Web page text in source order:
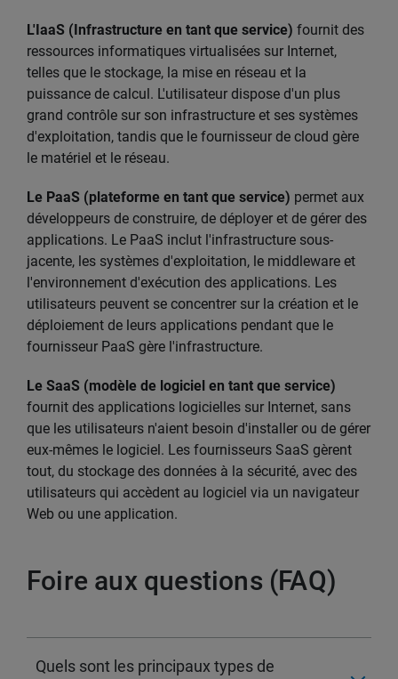
L'IaaS (Infrastructure en tant que service) fournit des
ressources informatiques virtualisées sur Internet,
telles que le stockage, la mise en réseau et la
puissance de calcul. L'utilisateur dispose d'un plus
grand contrôle sur son infrastructure et ses systèmes
d'exploitation, tandis que le fournisseur de cloud gère
le matériel et le réseau.
Le PaaS (plateforme en tant que service) permet aux
développeurs de construire, de déployer et de gérer des
applications. Le PaaS inclut l'infrastructure sous-
jacente, les systèmes d'exploitation, le middleware et
l'environnement d'exécution des applications. Les
utilisateurs peuvent se concentrer sur la création et le
déploiement de leurs applications pendant que le
fournisseur PaaS gère l'infrastructure.
Le SaaS (modèle de logiciel en tant que service)
fournit des applications logicielles sur Internet, sans
que les utilisateurs n'aient besoin d'installer ou de gérer
eux-mêmes le logiciel. Les fournisseurs SaaS gèrent
tout, du stockage des données à la sécurité, avec des
utilisateurs qui accèdent au logiciel via un navigateur
Web ou une application.
Foire aux questions (FAQ)
Quels sont les principaux types de